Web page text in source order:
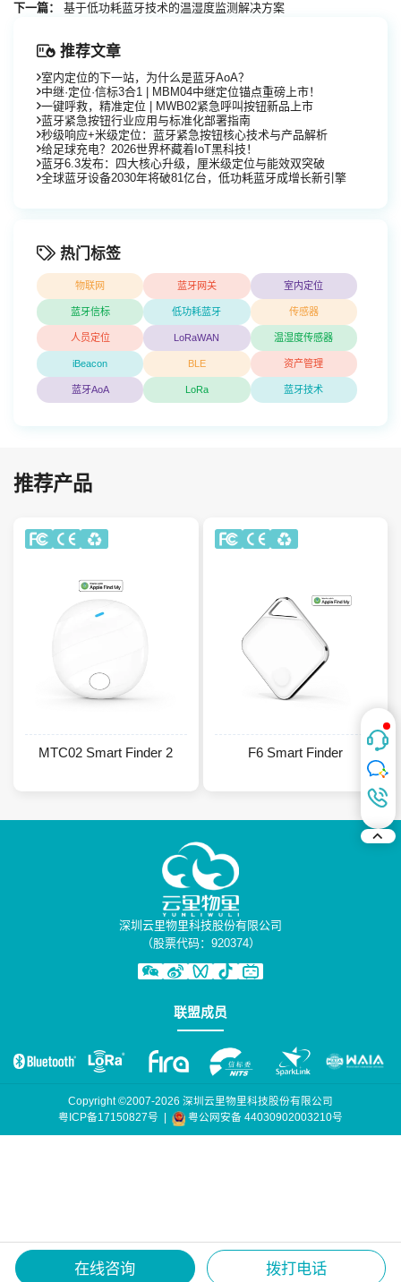
下一篇：
基于低功耗蓝牙技术的温湿度监测解决方案
推荐文章
室内定位的下一站，为什么是蓝牙AoA？
中继·定位·信标3合1 | MBM04中继定位锚点重磅上市！
一键呼救，精准定位 | MWB02紧急呼叫按钮新品上市
蓝牙紧急按钮行业应用与标准化部署指南
秒级响应+米级定位：蓝牙紧急按钮核心技术与产品解析
给足球充电？2026世界杯藏着IoT黑科技！
蓝牙6.3发布：四大核心升级，厘米级定位与能效双突破
全球蓝牙设备2030年将破81亿台，低功耗蓝牙成增长新引擎
热门标签
物联网 蓝牙网关 室内定位
蓝牙信标 低功耗蓝牙 传感器
人员定位 LoRaWAN 温湿度传感器
iBeacon BLE 资产管理
蓝牙AoA LoRa 蓝牙技术
推荐产品
寻物定位，隐私保障
遗落通知，丢失模式
MTC02 Smart Finder 2 F6 Smart Finder
深圳云里物里科技股份有限公司
（股票代码：920374）
联盟成员
Copyright ©2007-2026 深圳云里物里科技股份有限公司
粤ICP备17150827号
粤公网安备 44030902003210号
在线咨询 拨打电话